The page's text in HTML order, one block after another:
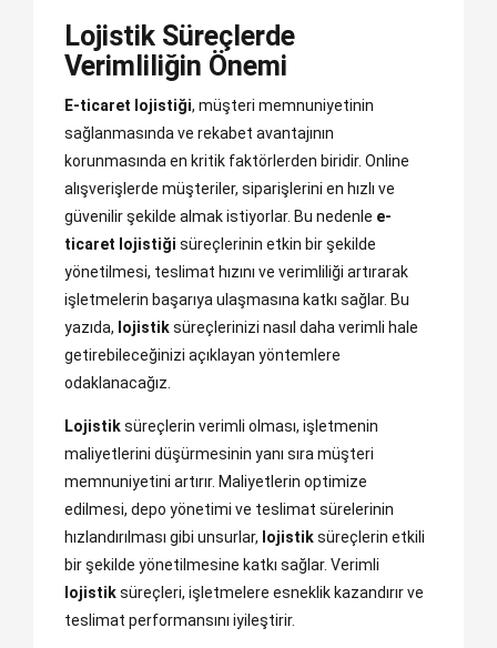
Lojistik Süreçlerde
Verimliliğin Önemi
E-ticaret lojistiği, müşteri memnuniyetinin
sağlanmasında ve rekabet avantajının
korunmasında en kritik faktörlerden biridir. Online
alışverişlerde müşteriler, siparişlerini en hızlı ve
güvenilir şekilde almak istiyorlar. Bu nedenle e-
ticaret lojistiği süreçlerinin etkin bir şekilde
yönetilmesi, teslimat hızını ve verimliliği artırarak
işletmelerin başarıya ulaşmasına katkı sağlar. Bu
yazıda, lojistiksüreçlerinizi nasıl daha verimli hale
getirebileceğinizi açıklayan yöntemlere
odaklanacağız.
Lojistiksüreçlerin verimli olması, işletmenin
maliyetlerini düşürmesinin yanı sıra müşteri
memnuniyetini artırır. Maliyetlerin optimize
edilmesi, depo yönetimi ve teslimat sürelerinin
hızlandırılması gibi unsurlar, lojistiksüreçlerin etkili
bir şekilde yönetilmesine katkı sağlar. Verimli
lojistiksüreçleri, işletmelere esneklik kazandırır ve
teslimat performansını iyileştirir.